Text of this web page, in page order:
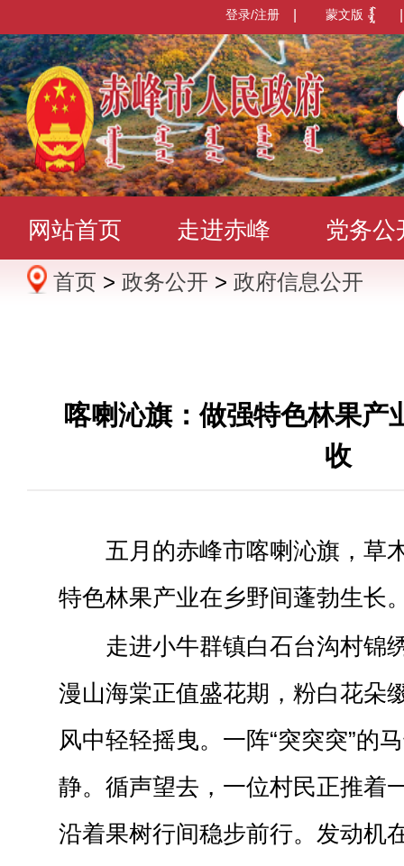
蒙文版
登录/注册
网站首页 走进赤峰 党务公
办事服务 政民互动 数据发
首页 > 政务公开 > 政府信息公开
喀喇沁旗：做强特色林果产
收
五月的赤峰市喀喇沁旗，草
特色林果产业在乡野间蓬勃生长
走进小牛群镇白石台沟村锦
漫山海棠正值盛花期，粉白花朵
风中轻轻摇曳。一阵“突突突”的
静。循声望去，一位村民正推着
沿着果树行间稳步前行。发动机